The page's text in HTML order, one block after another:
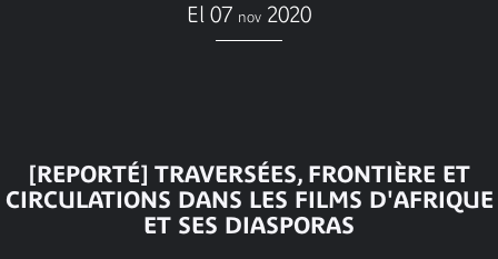
El 07 nov 2020
[REPORTÉ] TRAVERSÉES, FRONTIÈRE ET
CIRCULATIONS DANS LES FILMS D'AFRIQUE
ET SES DIASPORAS